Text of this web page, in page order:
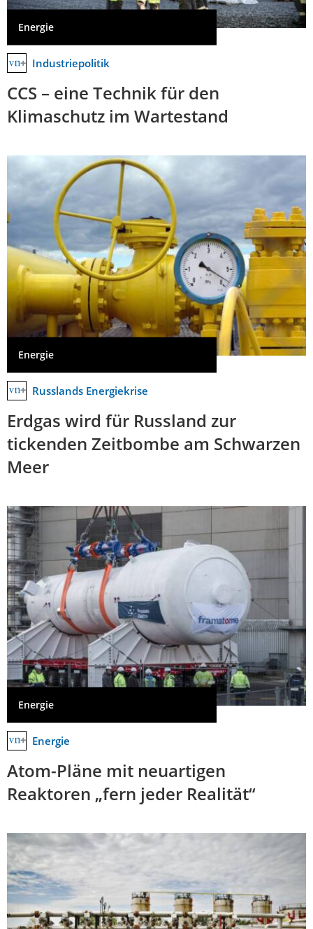
Energie
Industriepolitik
CCS – eine Technik für den
Klimaschutz im Wartestand
Energie
Russlands Energiekrise
Erdgas wird für Russland zur
tickenden Zeitbombe am Schwarzen
Meer
Energie
Energie
Atom-Pläne mit neuartigen
Reaktoren „fern jeder Realität“